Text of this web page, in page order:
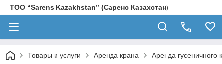
ТОО “Sarens Kazakhstan” (Саренс Казахстан)
Товары и услуги Аренда крана Аренда гусеничного